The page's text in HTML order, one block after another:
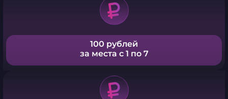
100 рублей
за места с 1 по 7